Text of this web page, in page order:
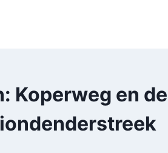
Koperweg en